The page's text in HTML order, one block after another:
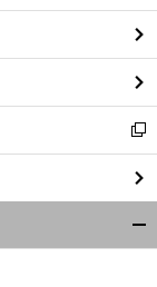
ン
ド
ウ
で
開
く
新
し
い
ウ
ィ
ン